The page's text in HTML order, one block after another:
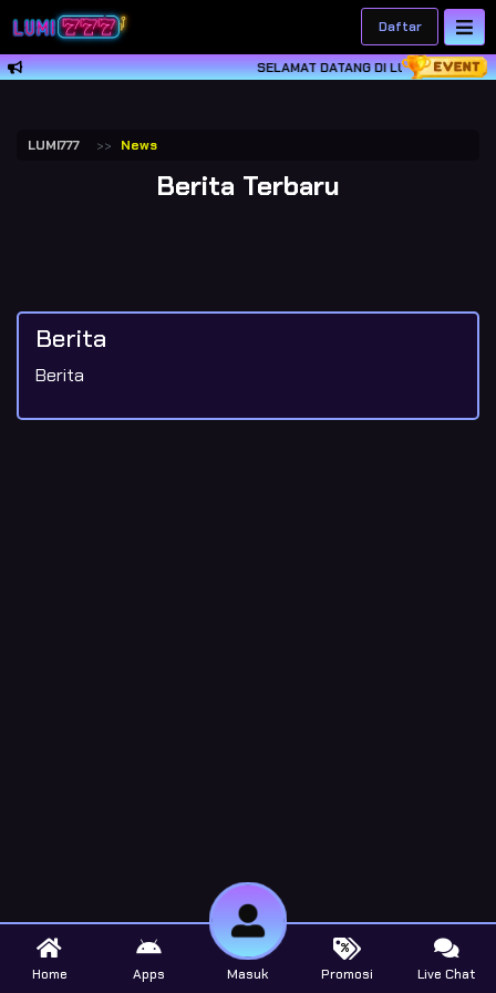
Daftar
SELAMAT DATANG DI LUMI777 SITUS
LUMI777 News
Berita Terbaru
Berita
Berita
Home Apps Masuk Promosi Live Chat